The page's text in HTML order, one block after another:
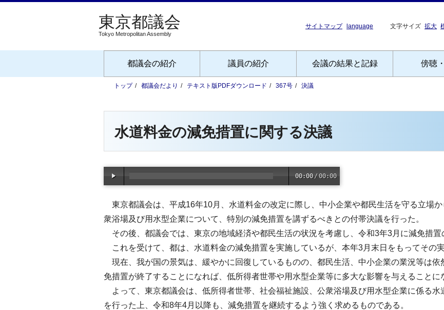
Tokyo Metropolitan Assembly
サイトマップ language 文字サイズ 拡大
都議会の紹介 議員の紹介 会議の結果と記録 傍聴
トップ 都議会だより テキスト版PDFダウンロード 367号 決議
水道料金の減免措置に関する決議
00:00 /00:00
東京都議会は、平成16年10月、水道料金の改定に際し、中小企業や都民生活を守る立場
衆浴場及び用水型企業について、特別の減免措置を講ずるべきとの付帯決議を行った。
その後、都議会では、東京の地域経済や都民生活の状況を考慮し、令和3年3月に減免措置
これを受けて、都は、水道料金の減免措置を実施しているが、本年3月末日をもってその実
現在、我が国の景気は、緩やかに回復しているものの、都民生活、中小企業の業況等は
免措置が終了することになれば、低所得者世帯や用水型企業等に多大な影響を与えることに
よって、東京都議会は、低所得者世帯、社会福祉施設、公衆浴場及び用水型企業に係る水
を行った上、令和8年4月以降も、減免措置を継続するよう強く求めるものである。